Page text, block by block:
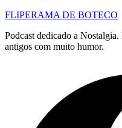
FLIPERAMA DE BOTECO
Podcast dedicado a
antigos com muito humor.